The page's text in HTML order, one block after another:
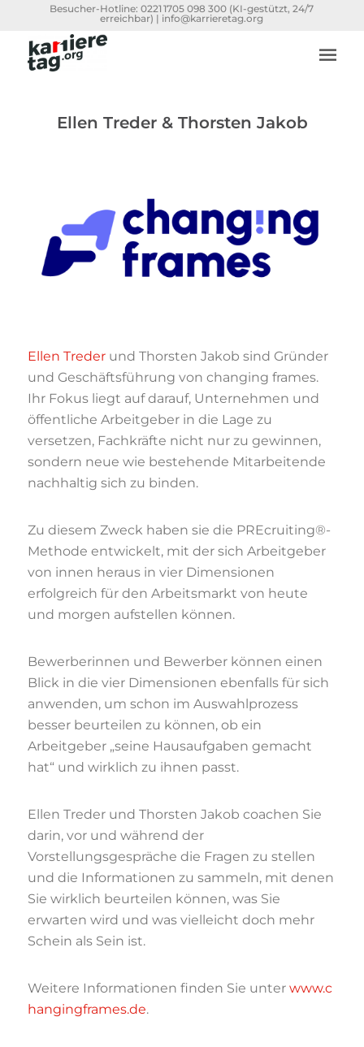
Besucher-Hotline:0221 1705 098 300 (KI-gestützt, 24/7
erreichbar) | info@karrieretag.org
Ellen Treder & Thorsten Jakob
Ellen Trederund Thorsten Jakob sind Gründer
und Geschäftsführung von changing frames.
Ihr Fokus liegt auf darauf, Unternehmen und
öffentliche Arbeitgeber in die Lage zu
versetzen, Fachkräfte nicht nur zu gewinnen,
sondern neue wie bestehende Mitarbeitende
nachhaltig sich zu binden.
Zu diesem Zweck haben sie die PREcruiting®-
Methode entwickelt, mit der sich Arbeitgeber
von innen heraus in vier Dimensionen
erfolgreich für den Arbeitsmarkt von heute
und morgen aufstellen können.
Bewerberinnen und Bewerber können einen
Blick in die vier Dimensionen ebenfalls für sich
anwenden, um schon im Auswahlprozess
besser beurteilen zu können, ob ein
Arbeitgeber „seine Hausaufgaben gemacht
hat“ und wirklich zu ihnen passt.
Ellen Treder und Thorsten Jakob coachen Sie
darin, vor und während der
Vorstellungsgespräche die Fragen zu stellen
und die Informationen zu sammeln, mit denen
Sie wirklich beurteilen können, was Sie
erwarten wird und was vielleicht doch mehr
Schein als Sein ist.
Weitere Informationen finden Sie unter www.c
hangingframes.de.